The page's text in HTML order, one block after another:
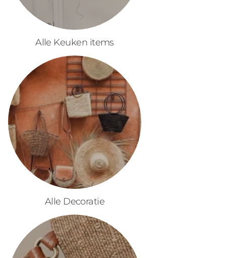
Alle Keuken items
Alle Decoratie